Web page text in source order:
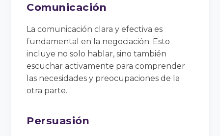
Comunicación
La comunicación clara y efectiva es
fundamental en la negociación. Esto
incluye no solo hablar, sino también
escuchar activamente para comprender
las necesidades y preocupaciones de la
otra parte.
Persuasión